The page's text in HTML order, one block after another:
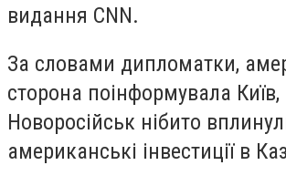
видання CNN.
За словами дипломатки,
сторона поінформувала
Новоросійськ нібито
американські інвестиції в